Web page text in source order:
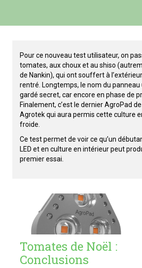
Pour ce nouveau test utilisateur, on
tomates, aux choux et au shiso
de Nankin), qui ont souffert à
rentré. Longtemps, le nom du panneau
gardé secret, car encore en phase de
Finalement, c’est le dernier AgroPad
Agrotek qui aura permis cette culture
froide.
Ce test permet de voir ce qu’un
LED et en culture en intérieur peut
premier essai.
Tomates de Noël :
Conclusions